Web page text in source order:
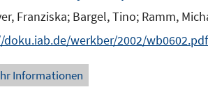
n
s
t
e
Franziska; Bargel, Tino; Ramm,
werkber/2002/wb0602.pdf
Informationen